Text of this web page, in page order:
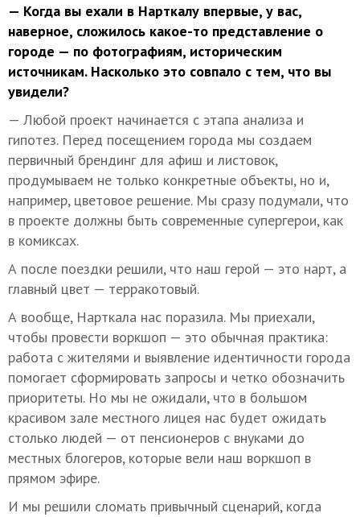
— Когда вы ехали в Нарткалу впервые, у вас,
наверное, сложилось какое-то представление о
городе — по фотографиям, историческим
источникам. Насколько это совпало с тем, что вы
увидели?
— Любой проект начинается с этапа анализа и
гипотез. Перед посещением города мы создаем
первичный брендинг для афиш и листовок,
продумываем не только конкретные объекты, но и,
например, цветовое решение. Мы сразу подумали, что
в проекте должны быть современные супергерои, как
в комиксах.
А после поездки решили, что наш герой — это нарт, а
главный цвет — терракотовый.
А вообще, Нарткала нас поразила. Мы приехали,
чтобы провести воркшоп — это обычная практика:
работа с жителями и выявление идентичности города
помогает сформировать запросы и четко обозначить
приоритеты. Но мы не ожидали, что в большом
красивом зале местного лицея нас будет ожидать
столько людей — от пенсионеров с внуками до
местных блогеров, которые вели наш воркшоп в
прямом эфире.
И мы решили сломать привычный сценарий, когда